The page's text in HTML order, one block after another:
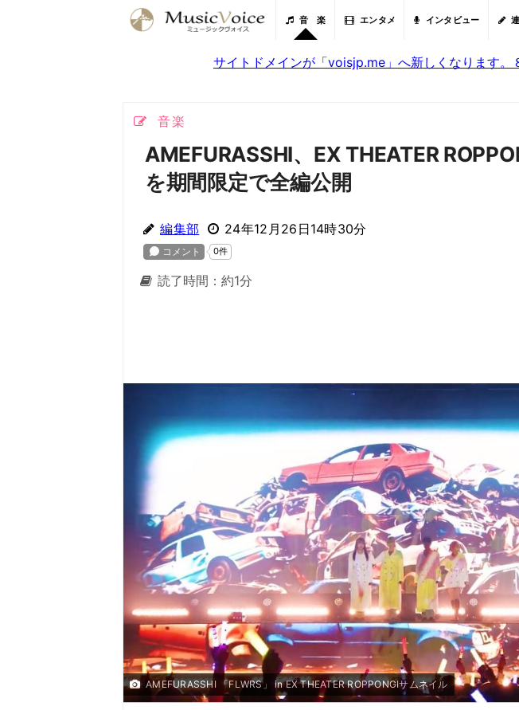
音 楽 エンタメ インタビュー
サイトドメインが「voisjp.me」へ新しくなります。
音楽
AMEFURASSHI、EX THEATER
を期間限定で全編公開
編集部 24年12月26日14時30分
読了時間：約1分
AMEFURASSHI 「FLWRS」 in EX THEATER ROPPONGIサムネイル